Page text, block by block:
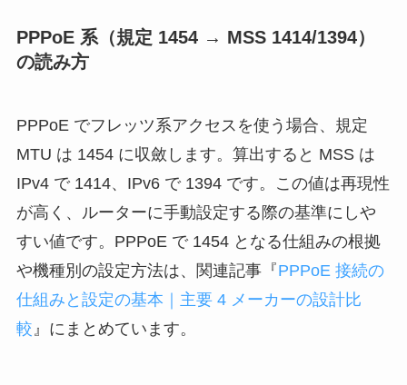
PPPoE 系（規定 1454 → MSS 1414/1394）
の読み方
PPPoE でフレッツ系アクセスを使う場合、規定
MTU は 1454 に収斂します。算出すると MSS は
IPv4 で 1414、IPv6 で 1394 です。この値は再現性
が高く、ルーターに手動設定する際の基準にしや
すい値です。PPPoE で 1454 となる仕組みの根拠
や機種別の設定方法は、関連記事『PPPoE 接続の
仕組みと設定の基本｜主要 4 メーカーの設計比
較 』にまとめています。